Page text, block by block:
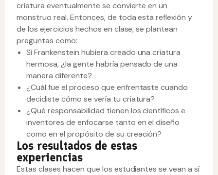
criatura eventualmente se convierte en un
monstruo real. Entonces, de toda esta reflexión y
de los ejercicios hechos en clase, se plantean
preguntas como:
Si Frankenstein hubiera creado una criatura
hermosa, ¿la gente habría pensado de una
manera diferente?
¿Cuál fue el proceso que enfrentaste cuando
decidiste cómo se vería tu criatura?
¿Qué responsabilidad tienen los científicos e
inventores de enfocarse tanto en el diseño
como en el propósito de su creación?
Los resultados de estas
experiencias
Estas clases hacen que los estudiantes se vean a sí